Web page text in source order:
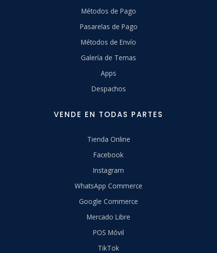
Métodos de Pago
Pasarelas de Pago
Métodos de Envío
Galería de Temas
Apps
Despachos
VENDE EN TODAS PARTES
Tienda Online
Facebook
Instagram
WhatsApp Commerce
Google Commerce
Mercado Libre
POS Móvil
TikTok